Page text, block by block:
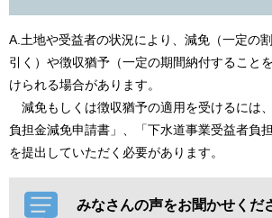
A.土地や受益者の状況により、減免（一定の
引く）や徴収猶予（一定の期間納付すること
けられる場合があります。
減免もしくは徴収猶予の適用を受けるには
負担金減免申請書」、「下水道事業受益者負
を提出していただく必要があります。
みなさんの声をお聞かせくだ